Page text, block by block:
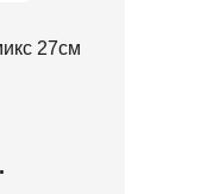
27см